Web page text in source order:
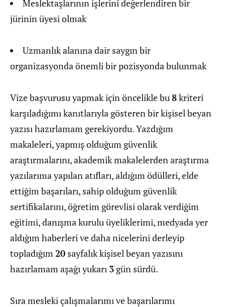
Meslektaşlarının işlerini değerlendiren bir
jürinin üyesi olmak
Uzmanlık alanına dair saygın bir
organizasyonda önemli bir pozisyonda bulunmak
Vize başvurusu yapmak için öncelikle bu8kriteri
karşıladığımı kanıtlarıyla gösteren bir kişisel beyan
yazısı hazırlamam gerekiyordu. Yazdığım
makaleleri, yapmış olduğum güvenlik
araştırmalarını, akademik makalelerden araştırma
yazılarıma yapılan atıfları, aldığım ödülleri, elde
ettiğim başarıları, sahip olduğum güvenlik
sertifikalarını, öğretim görevlisi olarak verdiğim
eğitimi, danışma kurulu üyeliklerimi, medyada yer
aldığım haberleri ve daha nicelerini derleyip
topladığım 20 sayfalık kişisel beyan yazısını
hazırlamam aşağı yukarı 3 gün sürdü.
Sıra mesleki çalışmalarımı ve başarılarımı